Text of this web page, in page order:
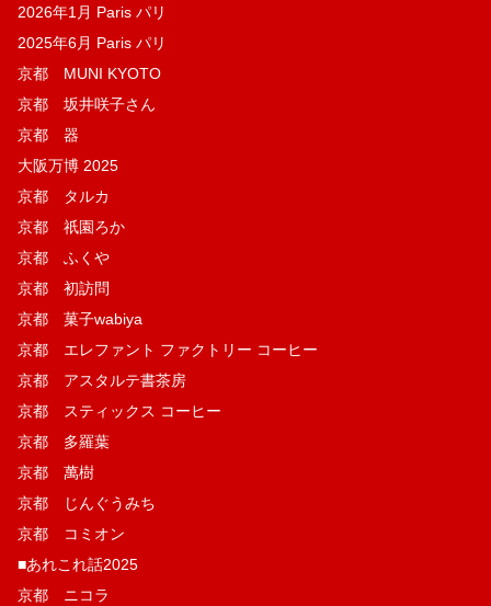
2026年1月 Paris パリ
2025年6月 Paris パリ
京都 MUNI KYOTO
京都 坂井咲子さん
京都 器
大阪万博 2025
京都 タルカ
京都 祇園ろか
京都 ふくや
京都 初訪問
京都 菓子wabiya
京都 エレファント ファクトリー コーヒー
京都 アスタルテ書茶房
京都 スティックス コーヒー
京都 多羅葉
京都 萬樹
京都 じんぐうみち
京都 コミオン
■あれこれ話2025
京都 ニコラ